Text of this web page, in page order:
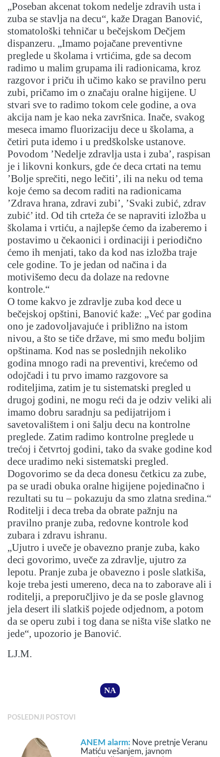
„Poseban akcenat tokom nedelje zdravih usta i
zuba se stavlja na decu“, kaže Dragan Banović,
stomatološki tehničar u bečejskom Dečjem
dispanzeru. „Imamo pojačane preventivne
preglede u školama i vrtićima, gde sa decom
radimo u malim grupama ili radionicama, kroz
razgovor i priču ih učimo kako se pravilno peru
zubi, pričamo im o značaju oralne higijene. U
stvari sve to radimo tokom cele godine, a ova
akcija nam je kao neka završnica. Inače, svakog
meseca imamo fluorizaciju dece u školama, a
četiri puta idemo i u predškolske ustanove.
Povodom ’Nedelje zdravlja usta i zuba’, raspisan
je i likovni konkurs, gde će deca crtati na temu
’Bolje sprečiti, nego lečiti’, ili na neku od tema
koje ćemo sa decom raditi na radionicama
’Zdrava hrana, zdravi zubi’, ’Svaki zubić, zdrav
zubić’ itd. Od tih crteža će se napraviti izložba u
školama i vrtiću, a najlepše ćemo da izaberemo i
postavimo u čekaonici i ordinaciji i periodično
ćemo ih menjati, tako da kod nas izložba traje
cele godine. To je jedan od načina i da
motivišemo decu da dolaze na redovne
kontrole.“
O tome kakvo je zdravlje zuba kod dece u
bečejskoj opštini, Banović kaže: „Već par godina
ono je zadovoljavajuće i približno na istom
nivou, a što se tiče države, mi smo među boljim
opštinama. Kod nas se poslednjih nekoliko
godina mnogo radi na preventivi, krećemo od
odojčadi i tu prvo imamo razgovore sa
roditeljima, zatim je tu sistematski pregled u
drugoj godini, ne mogu reći da je odziv veliki ali
imamo dobru saradnju sa pedijatrijom i
savetovalištem i oni šalju decu na kontrolne
preglede. Zatim radimo kontrolne preglede u
trećoj i četvrtoj godini, tako da svake godine kod
dece uradimo neki sistematski pregled.
Dogovorimo se da deca donesu četkicu za zube,
pa se uradi obuka oralne higijene pojedinačno i
rezultati su tu – pokazuju da smo zlatna sredina.“
Roditelji i deca treba da obrate pažnju na
pravilno pranje zuba, redovne kontrole kod
zubara i zdravu ishranu.
„Ujutro i uveče je obavezno pranje zuba, kako
deci govorimo, uveče za zdravlje, ujutro za
lepotu. Pranje zuba je obavezno i posle slatkiša,
koje treba jesti umereno, deca na to zaborave ali i
roditelji, a preporučljivo je da se posle glavnog
jela desert ili slatkiš pojede odjednom, a potom
da se operu zubi i tog dana se ništa više slatko ne
jede“, upozorio je Banović.
LJ.M.
NA
POSLEDNJI POSTOVI
ANEM alarm: Nove pretnje Veranu
Matiću vešanjem, javnom